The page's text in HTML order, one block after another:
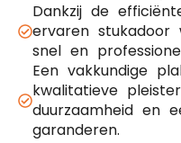
Dankzij de
ervaren stukadoor
snel en
Een vakkundige
kwalitatieve
duurzaamheid en
garanderen.